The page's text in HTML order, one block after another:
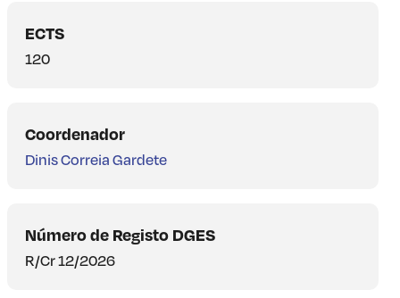
ECTS
120
Coordenador
Dinis Correia Gardete
Número de Registo DGES
R/Cr 12/2026